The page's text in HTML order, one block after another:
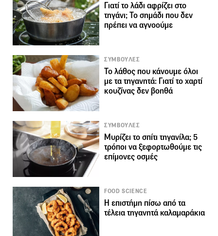
Γιατί το λάδι αφρίζει στο
τηγάνι; Το σημάδι που δεν
πρέπει να αγνοούμε
ΣΥΜΒΟΥΛΕΣ
Το λάθος που κάνουμε όλοι
με τα τηγανητά: Γιατί το χαρτί
κουζίνας δεν βοηθά
ΣΥΜΒΟΥΛΕΣ
Μυρίζει το σπίτι τηγανίλα; 5
τρόποι να ξεφορτωθούμε τις
επίμονες οσμές
FOOD SCIENCE
Η επιστήμη πίσω από τα
τέλεια τηγανητά καλαμαράκια